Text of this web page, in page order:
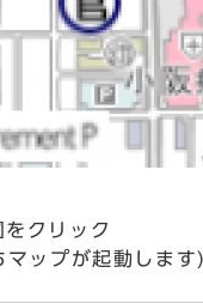
クリック
マップが起動します